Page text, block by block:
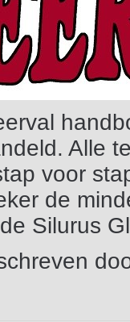
Alle
voor
de
Silurus